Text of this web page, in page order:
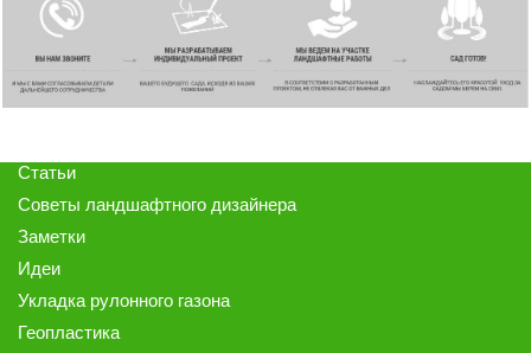
Статьи
Советы ландшафтного дизайнера
Заметки
Идеи
Укладка рулонного газона
Геопластика